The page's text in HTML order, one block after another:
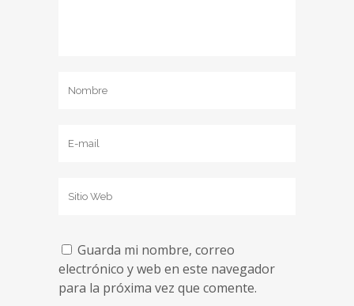
Guarda mi nombre, correo
electrónico y web en este navegador
para la próxima vez que comente.